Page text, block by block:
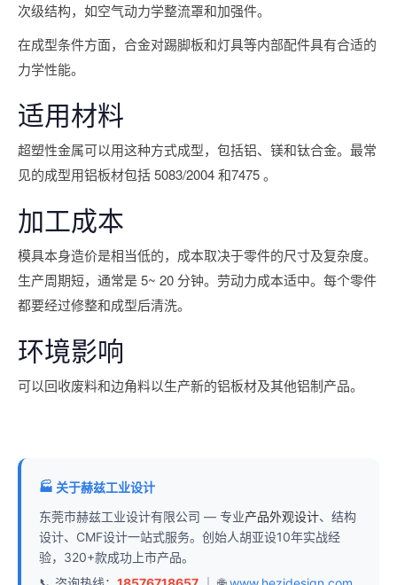
次级结构，如空气动力学整流罩和加强件。
在成型条件方面，合金对踢脚板和灯具等内部配件具有合适的
力学性能。
适用材料
超塑性金属可以用这种方式成型，包括铝、镁和钛合金。最常
见的成型用铝板材包括 5083/2004 和7475 。
加工成本
模具本身造价是相当低的，成本取决于零件的尺寸及复杂度。
生产周期短，通常是 5~ 20 分钟。劳动力成本适中。每个零件
都要经过修整和成型后清洗。
环境影响
可以回收废料和边角料以生产新的铝板材及其他铝制产品。
🏭 关于赫兹工业设计
东莞市赫兹工业设计有限公司 — 专业产品外观设计、结构
设计、CMF设计一站式服务。创始人胡亚设10年实战经
验，320+款成功上市产品。